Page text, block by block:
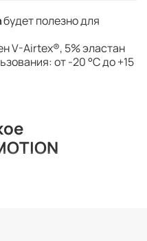
будет полезно для
V-Airtex®, 5% эластан
от -20 °C до +15
в холодное время